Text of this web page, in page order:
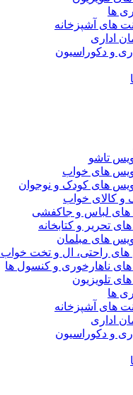
ها
های آشپزخانه
اداری
و دکوراسیون
تاشو
های خواب
های کودک و نوجوان
و کالای خواب
های لباس و جاکفشی
تحریر و کتابخانه
های مبلمان
های راحتی، ال و تخت
های ناهارخوری و کنسول ها
تلویزیون
ها
های آشپزخانه
اداری
و دکوراسیون